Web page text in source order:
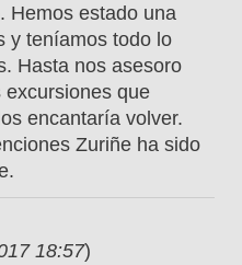
Hemos estado una
y teníamos todo lo
Hasta nos asesoro
excursiones que
encantaría volver.
Zuriñe ha sido
18:57)